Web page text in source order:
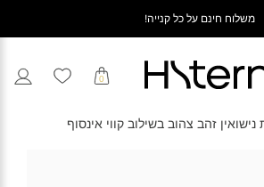
משלוח חינם על כל קנייה!
0
זהב צהוב בשילוב קווי אינסוף